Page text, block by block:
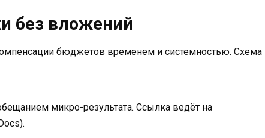
без вложений
бюджетов временем и системностью. Схема
микро-результата. Ссылка ведёт на